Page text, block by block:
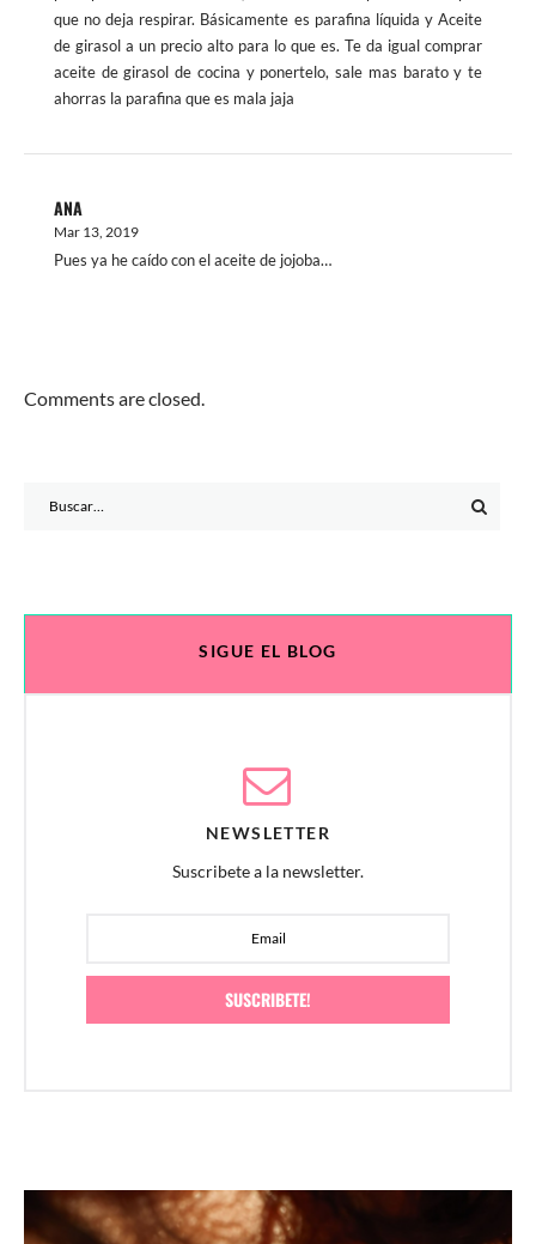
que no deja respirar. Básicamente es parafina líquida y Aceite
de girasol a un precio alto para lo que es. Te da igual comprar
aceite de girasol de cocina y ponertelo, sale mas barato y te
ahorras la parafina que es mala jaja
ANA
Mar 13, 2019
Pues ya he caído con el aceite de jojoba…
Comments are closed.
SIGUE EL BLOG
NEWSLETTER
Suscribete a la newsletter.
SUSCRIBETE!